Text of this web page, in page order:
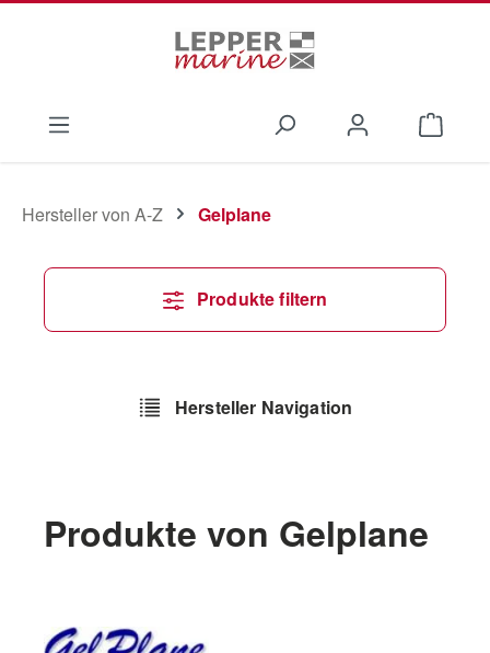
Hersteller von A-Z Gelplane
Produkte filtern
Hersteller Navigation
Produkte von Gelplane